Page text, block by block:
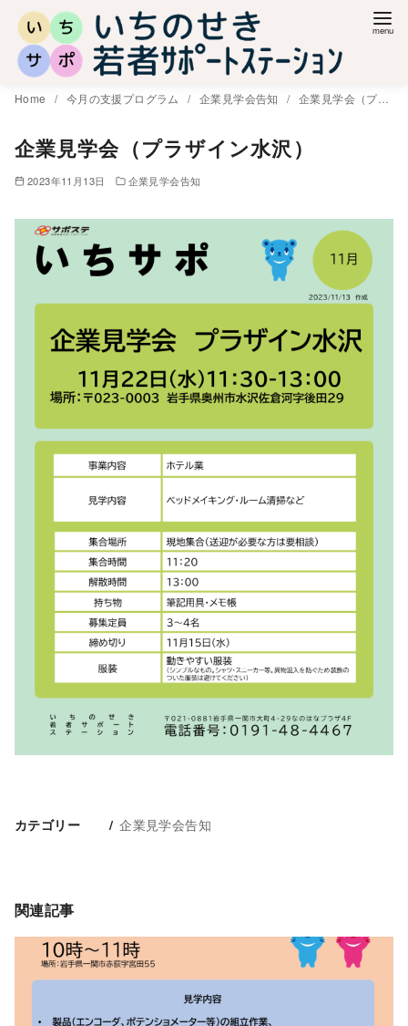
Home 今月の支援プログラム 企業見学会告知 企業見学会（プラザイン水沢）
企業見学会（プラザイン水沢）
2023年11月13日 企業見学会告知
カテゴリー 企業見学会告知
関連記事